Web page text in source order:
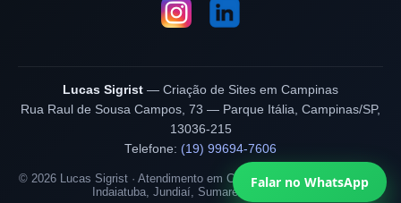
Lucas Sigrist — Criação de Sites em Campinas
Rua Raul de Sousa Campos, 73 — Parque Itália, Campinas/SP,
13036-215
Telefone: (19) 99694-7606
© 2026 Lucas Sigrist · Atendimento em Campinas, Valinhos, Vinhedo,
Indaiatuba, Jundiaí, Sumaré e Hortolândia
Falar no WhatsApp